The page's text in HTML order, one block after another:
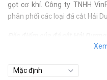
gọt cơ khí. Công ty TNHH
phân phối các loại đá cắt Hải
Đá cắt hải dương là sản
xuất bởi công ty đá cắt Hải